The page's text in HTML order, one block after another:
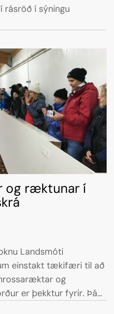
rásröð í sýningu
og ræktunar í
Landsmóti
einstakt tækifæri til að
og
er þekktur fyrir. Þá